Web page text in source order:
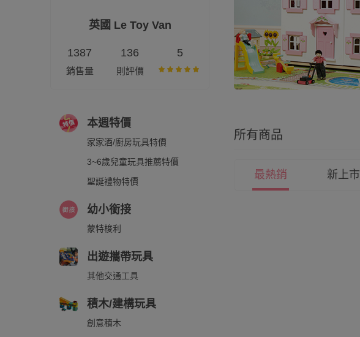
英國 Le Toy Van
1387
銷售量
136
則評價
5
本週特價
家家酒/廚房玩具特價
3~6歲兒童玩具推薦特價
聖誕禮物特價
幼小銜接
蒙特梭利
出遊攜帶玩具
其他交通工具
積木/建構玩具
創意積木
所有商品
最熱銷 新上市